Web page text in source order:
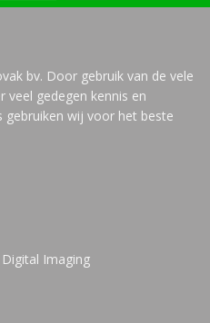
bv. Door gebruik van de vele
veel gedegen kennis en
gebruiken wij voor het beste
Imaging